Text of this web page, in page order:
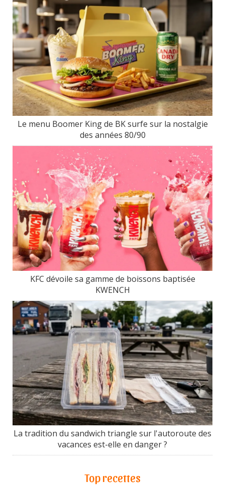
Le menu Boomer King de BK surfe sur la nostalgie
des années 80/90
KFC dévoile sa gamme de boissons baptisée
KWENCH
La tradition du sandwich triangle sur l'autoroute des
vacances est-elle en danger ?
Top recettes